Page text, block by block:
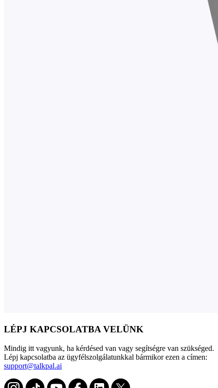
LÉPJ KAPCSOLATBA VELÜNK
Mindig itt vagyunk, ha kérdésed van vagy segítségre van szükséged.
Lépj kapcsolatba az ügyfélszolgálatunkkal bármikor ezen a címen:
support@talkpal.ai